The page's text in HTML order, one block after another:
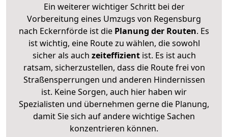
Ein weiterer wichtiger Schritt bei der
Vorbereitung eines Umzugs von Regensburg
nach Eckernförde ist die Planung der Routen. Es
ist wichtig, eine Route zu wählen, die sowohl
sicher als auch zeiteffizientist. Es ist auch
ratsam, sicherzustellen, dass die Route frei von
Straßensperrungen und anderen Hindernissen
ist. Keine Sorgen, auch hier haben wir
Spezialisten und übernehmen gerne die Planung,
damit Sie sich auf andere wichtige Sachen
konzentrieren können.